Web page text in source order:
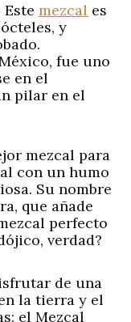
Estemezcal es
y
fue uno
en el
pilar en el
mezcal para
con un humo
Su nombre
que añade
perfecto
verdad?
de una
la tierra y el
el Mezcal